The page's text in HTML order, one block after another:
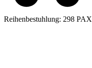
Reihenbestuhlung: 298 PAX